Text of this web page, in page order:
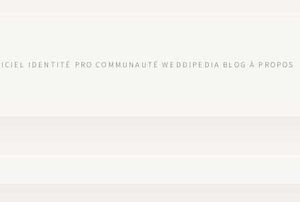
IDENTITÉ PRO COMMUNAUTÉ WEDDIPEDIA BLOG À PROPOS